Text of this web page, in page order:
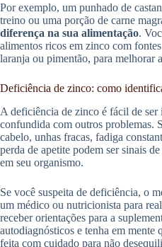
Por exemplo, um punhado de
treino ou uma porção de carne
diferença na sua alimentação.
alimentos ricos em zinco com
laranja ou pimentão, para melhorar
Deficiência de zinco: como
A deficiência de zinco é fácil de ser
confundida com outros problemas.
cabelo, unhas fracas, fadiga
perda de apetite podem ser sinais
em seu organismo.
Se você suspeita de deficiência, o
um médico ou nutricionista para
receber orientações para a
autodiagnósticos e tenha em mente
feita com cuidado para não